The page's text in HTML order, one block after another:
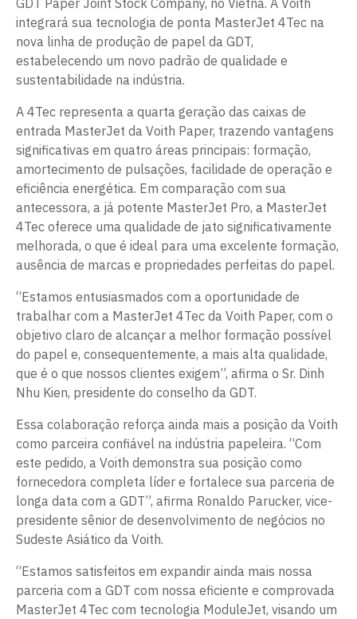
GDT Paper Joint Stock Company, no Vietnã. A Voith
integrará sua tecnologia de ponta MasterJet 4Tec na
nova linha de produção de papel da GDT,
estabelecendo um novo padrão de qualidade e
sustentabilidade na indústria.
A 4Tec representa a quarta geração das caixas de
entrada MasterJet da Voith Paper, trazendo vantagens
significativas em quatro áreas principais: formação,
amortecimento de pulsações, facilidade de operação e
eficiência energética. Em comparação com sua
antecessora, a já potente MasterJet Pro, a MasterJet
4Tec oferece uma qualidade de jato significativamente
melhorada, o que é ideal para uma excelente formação,
ausência de marcas e propriedades perfeitas do papel.
“Estamos entusiasmados com a oportunidade de
trabalhar com a MasterJet 4Tec da Voith Paper, com o
objetivo claro de alcançar a melhor formação possível
do papel e, consequentemente, a mais alta qualidade,
que é o que nossos clientes exigem”, afirma o Sr. Dinh
Nhu Kien, presidente do conselho da GDT.
Essa colaboração reforça ainda mais a posição da Voith
como parceira confiável na indústria papeleira. “Com
este pedido, a Voith demonstra sua posição como
fornecedora completa líder e fortalece sua parceria de
longa data com a GDT”, afirma Ronaldo Parucker, vice-
presidente sênior de desenvolvimento de negócios no
Sudeste Asiático da Voith.
“Estamos satisfeitos em expandir ainda mais nossa
parceria com a GDT com nossa eficiente e comprovada
MasterJet 4Tec com tecnologia ModuleJet, visando um